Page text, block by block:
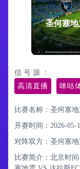
圣何塞地
信 号 源 ：
高清直播
咪咕
比赛名称：圣何塞
开赛时间：2026-05-
对阵双方：圣何塞
比赛简介：北京时